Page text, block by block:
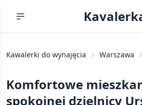
Kawalerki do wynajęcia Warszawa
Komfortowe
spokojnej dzielnicy